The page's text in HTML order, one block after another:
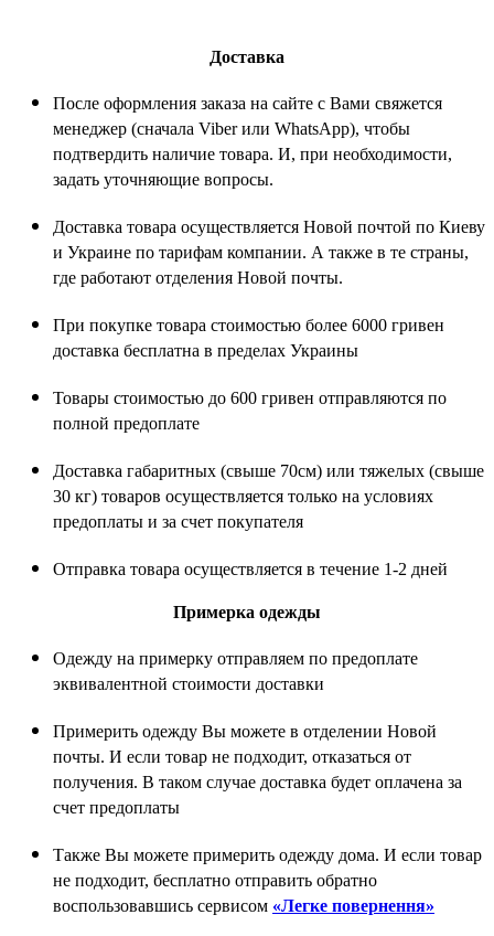
Доставка
После оформления заказа на сайте с Вами свяжется
менеджер (сначала Viber или WhatsApp), чтобы
подтвердить наличие товара. И, при необходимости,
задать уточняющие вопросы.
Доставка товара осуществляется Новой почтой по Киеву
и Украине по тарифам компании. А также в те страны,
где работают отделения Новой почты.
При покупке товара стоимостью более 6000 гривен
доставка бесплатна в пределах Украины
Товары стоимостью до 600 гривен отправляются по
полной предоплате
Доставка габаритных (свыше 70см) или тяжелых (свыше
30 кг) товаров осуществляется только на условиях
предоплаты и за счет покупателя
Отправка товара осуществляется в течение 1-2 дней
Примерка одежды
Одежду на примерку отправляем по предоплате
эквивалентной стоимости доставки
Примерить одежду Вы можете в отделении Новой
почты. И если товар не подходит, отказаться от
получения. В таком случае доставка будет оплачена за
счет предоплаты
Также Вы можете примерить одежду дома. И если товар
не подходит, бесплатно отправить обратно
воспользовавшись сервисом «Легке повернення»